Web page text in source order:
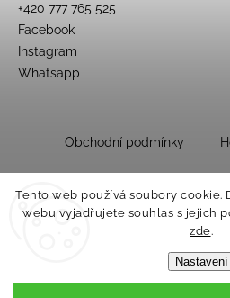
Tento web používá soubory cookie.
webu vyjadřujete souhlas s jejich
zde.
Nastavení
+420 777 765 525
Facebook
Instagram
Whatsapp
Obchodní podmínky